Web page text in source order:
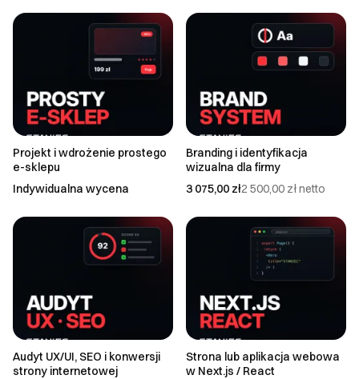
Projekt i wdrożenie prostego
e-sklepu
Indywidualna wycena
Branding i identyfikacja
wizualna dla firmy
3 075,00 zł2 500,00 złnetto
Audyt UX/UI, SEO i konwersji
strony internetowej
Strona lub aplikacja webowa
w Next.js / React